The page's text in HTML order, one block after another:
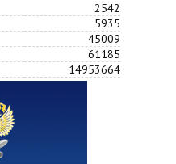
2542
5935
45009
61185
14953664